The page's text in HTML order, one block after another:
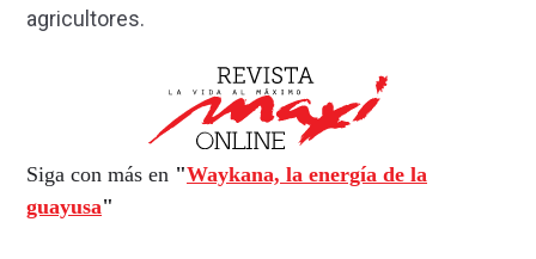
agricultores.
Siga con más en "Waykana, la energía de la
guayusa"